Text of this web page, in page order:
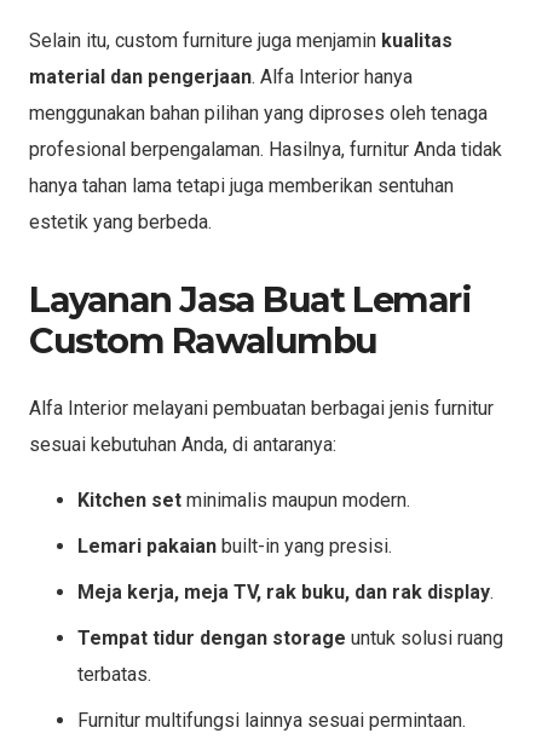
Selain itu, custom furniture juga menjamin kualitas
material dan pengerjaan. Alfa Interior hanya
menggunakan bahan pilihan yang diproses oleh tenaga
profesional berpengalaman. Hasilnya, furnitur Anda tidak
hanya tahan lama tetapi juga memberikan sentuhan
estetik yang berbeda.
Layanan Jasa Buat Lemari
Custom Rawalumbu
Alfa Interior melayani pembuatan berbagai jenis furnitur
sesuai kebutuhan Anda, di antaranya:
Kitchen set minimalis maupun modern.
Lemari pakaian built-in yang presisi.
Meja kerja, meja TV, rak buku, dan rak display.
Tempat tidur dengan storage untuk solusi ruang
terbatas.
Furnitur multifungsi lainnya sesuai permintaan.